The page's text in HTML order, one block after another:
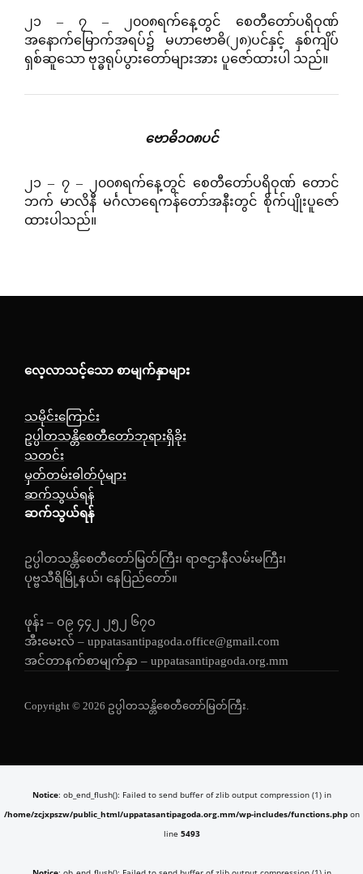
၂၁ – ၇ – ၂၀၀၈ရက်နေ့တွင် စေတီတော်ပရိဝုဏ်
အနောက်မြောက်အရပ်၌ မဟာဗောဓိ(၂၈)ပင်နှင့် နှစ်ကျိပ်
ရှစ်ဆူသော ဗုဒ္ဓရုပ်ပွားတော်များအား ပူဇော်ထားပါ သည်။
ဗောဓိ၁၀၈ပင်
၂၁ – ၇ – ၂၀၀၈ရက်နေ့တွင် စေတီတော်ပရိဝုဏ် တောင်
ဘက် မာလိနီ မင်္ဂလာရေကန်တော်အနီးတွင် စိုက်ပျိုးပူဇော်
ထားပါသည်။
လေ့လာသင့်သော စာမျက်နှာများ
သမိုင်းကြောင်း
ဥပ္ပါတသန္တိစေတီတော်ဘုရားရှိခိုး
သတင်း
မှတ်တမ်းဓါတ်ပုံများ
ဆက်သွယ်ရန်
ဆက်သွယ်ရန်
ဥပ္ပါတသန္တိစေတီတော်မြတ်ကြီး၊ ရာဇဌာနီလမ်းမကြီး၊
ပုဗ္ဗသီရိမြို့နယ်၊ နေပြည်တော်။
ဖုန်း – ၀၉ ၄၄၂ ၂၅၂ ၆၇၀
အီးမေးလ် – uppatasantipagoda.office@gmail.com
အင်တာနက်စာမျက်နှာ – uppatasantipagoda.org.mm
Copyright © 2026 ဥပ္ပါတသန္တိစေတီတော်မြတ်ကြီး.
Notice: ob_end_flush(): Failed to send buffer of zlib output compression (1) in
/home/zcjxpszw/public_html/uppatasantipagoda.org.mm/wp-includes/functions.phpon
line 5493